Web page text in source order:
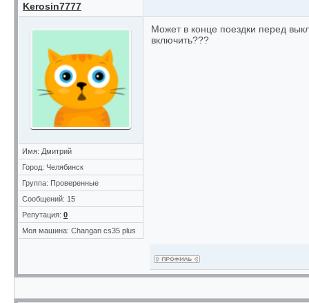
Kerosin7777
Имя: Дмитрий
Город: Челябинск
Группа: Проверенные
Сообщений: 15
Репутация: 0
Моя машина: Changan cs35 plus
Может в конце поездки перед
включить???